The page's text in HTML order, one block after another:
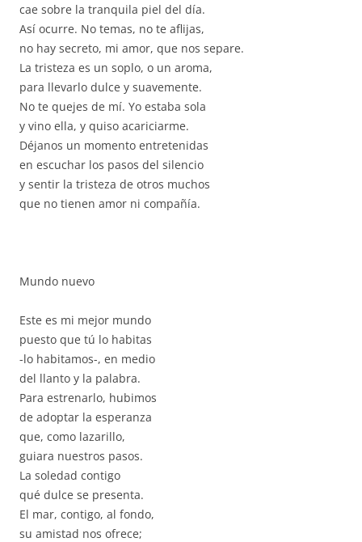
cae sobre la tranquila piel del día.
Así ocurre. No temas, no te aflijas,
no hay secreto, mi amor, que nos separe.
La tristeza es un soplo, o un aroma,
para llevarlo dulce y suavemente.
No te quejes de mí. Yo estaba sola
y vino ella, y quiso acariciarme.
Déjanos un momento entretenidas
en escuchar los pasos del silencio
y sentir la tristeza de otros muchos
que no tienen amor ni compañía.
Mundo nuevo
Este es mi mejor mundo
puesto que tú lo habitas
-lo habitamos-, en medio
del llanto y la palabra.
Para estrenarlo, hubimos
de adoptar la esperanza
que, como lazarillo,
guiara nuestros pasos.
La soledad contigo
qué dulce se presenta.
El mar, contigo, al fondo,
su amistad nos ofrece;